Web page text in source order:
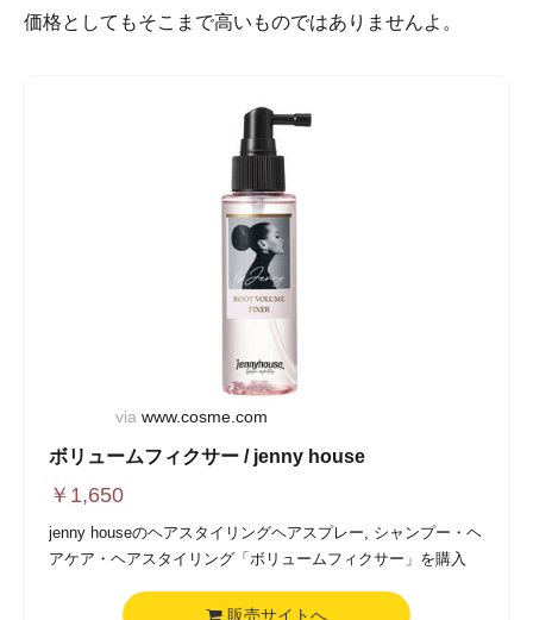
価格としてもそこまで高いものではありませんよ。
via www.cosme.com
ボリュームフィクサー / jenny house
￥ 1,650
jenny houseのヘアスタイリングヘアスプレー, シャンプー・ヘ
アケア・ヘアスタイリング「ボリュームフィクサー」を購入
販売サイトへ